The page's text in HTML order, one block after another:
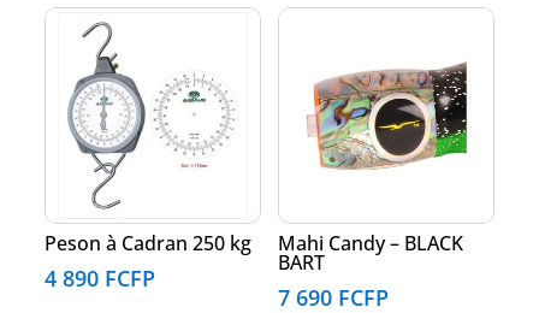
Peson à Cadran 250 kg
4 890 FCFP
Mahi Candy – BLACK
BART
7 690 FCFP